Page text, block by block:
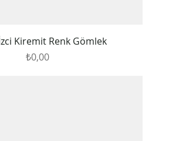
Kiremit Renk Gömlek
Fiyat
₺0,00